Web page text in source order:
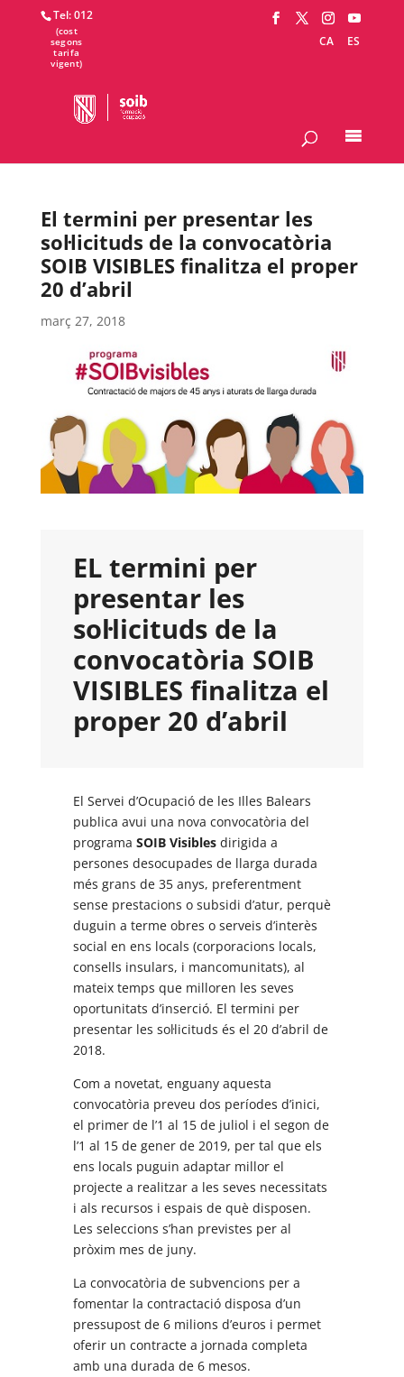
Tel: 012
CA
ES
El termini per presentar les
sol·licituds de la convocatòria
SOIB VISIBLES finalitza el proper
20 d’abril
març 27, 2018
EL termini per
presentar les
sol·licituds de la
convocatòria SOIB
VISIBLES finalitza el
proper 20 d’abril
El Servei d’Ocupació de les Illes Balears
publica avui una nova convocatòria del
programa SOIB Visiblesdirigida a
persones desocupades de llarga durada
més grans de 35 anys, preferentment
sense prestacions o subsidi d’atur, perquè
duguin a terme obres o serveis d’interès
social en ens locals (corporacions locals,
consells insulars, i mancomunitats), al
mateix temps que milloren les seves
oportunitats d’inserció. El termini per
presentar les sol·licituds és el 20 d’abril de
2018.
Com a novetat, enguany aquesta
convocatòria preveu dos períodes d’inici,
el primer de l’1 al 15 de juliol i el segon de
l’1 al 15 de gener de 2019, per tal que els
ens locals puguin adaptar millor el
projecte a realitzar a les seves necessitats
i als recursos i espais de què disposen.
Les seleccions s’han previstes per al
pròxim mes de juny.
La convocatòria de subvencions per a
fomentar la contractació disposa d’un
pressupost de 6 milions d’euros i permet
oferir un contracte a jornada completa
amb una durada de 6 mesos.